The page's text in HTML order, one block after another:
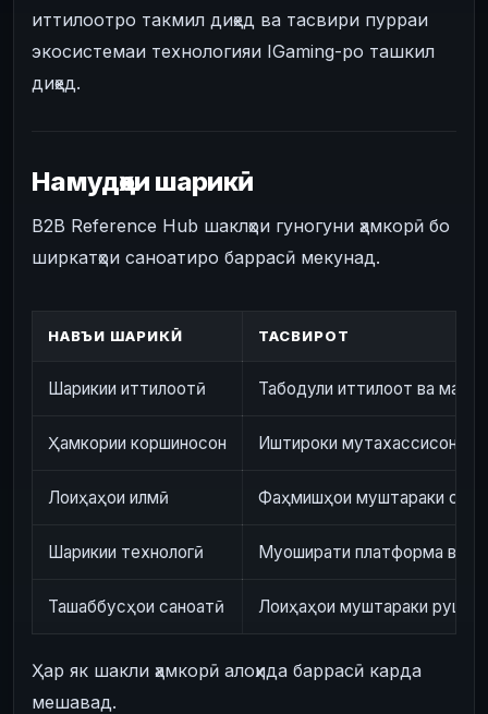
иттилоотро такмил диҳед ва тасвири пурраи
экосистемаи технологияи IGaming-ро ташкил
диҳед.
Намудҳои шарикӣ
B2B Reference Hub шаклҳои гуногуни ҳамкорӣ бо
ширкатҳои саноатиро баррасӣ мекунад.
НАВЪИ ШАРИКӢ ТАСВИРОТ
Шарикии иттилоотӣ Табодули иттилоот ва
Ҳамкории коршиносон Иштироки мутахассисон
Лоиҳаҳои илмӣ Фаҳмишҳои муштараки
Шарикии технологӣ Муоширати платформа ва
Ташаббусҳои саноатӣ Лоиҳаҳои муштараки рушди
Ҳар як шакли ҳамкорӣ алоҳида баррасӣ карда
мешавад.